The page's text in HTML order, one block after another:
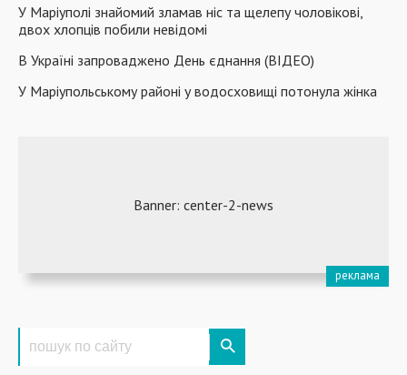
У Маріуполі знайомий зламав ніс та щелепу чоловікові,
двох хлопців побили невідомі
В Україні запроваджено День єднання (ВІДЕО)
У Маріупольському районі у водосховищі потонула жінка